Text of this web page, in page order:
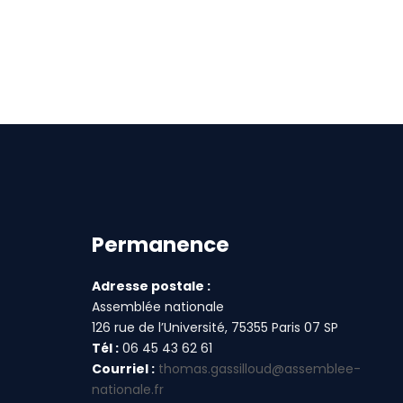
Permanence
Adresse postale :
Assemblée nationale
126 rue de l’Université, 75355 Paris 07 SP
Tél : 06 45 43 62 61
Courriel : thomas.gassilloud@assemblee-
nationale.fr